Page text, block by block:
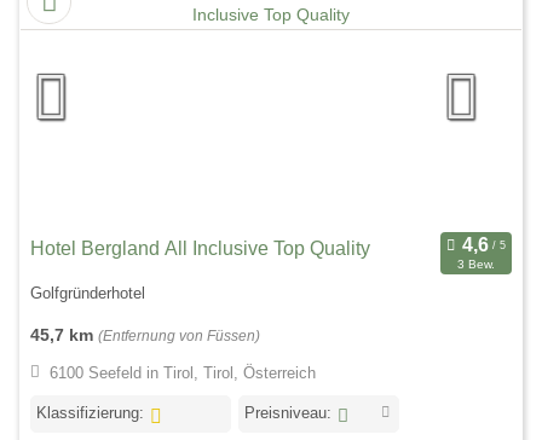
Hotel Bergland All Inclusive Top Quality
3 Bew.
Golfgründerhotel
45,7 km (Entfernung von Füssen)
6100 Seefeld in Tirol, Tirol, Österreich
Klassifizierung: Preisniveau: